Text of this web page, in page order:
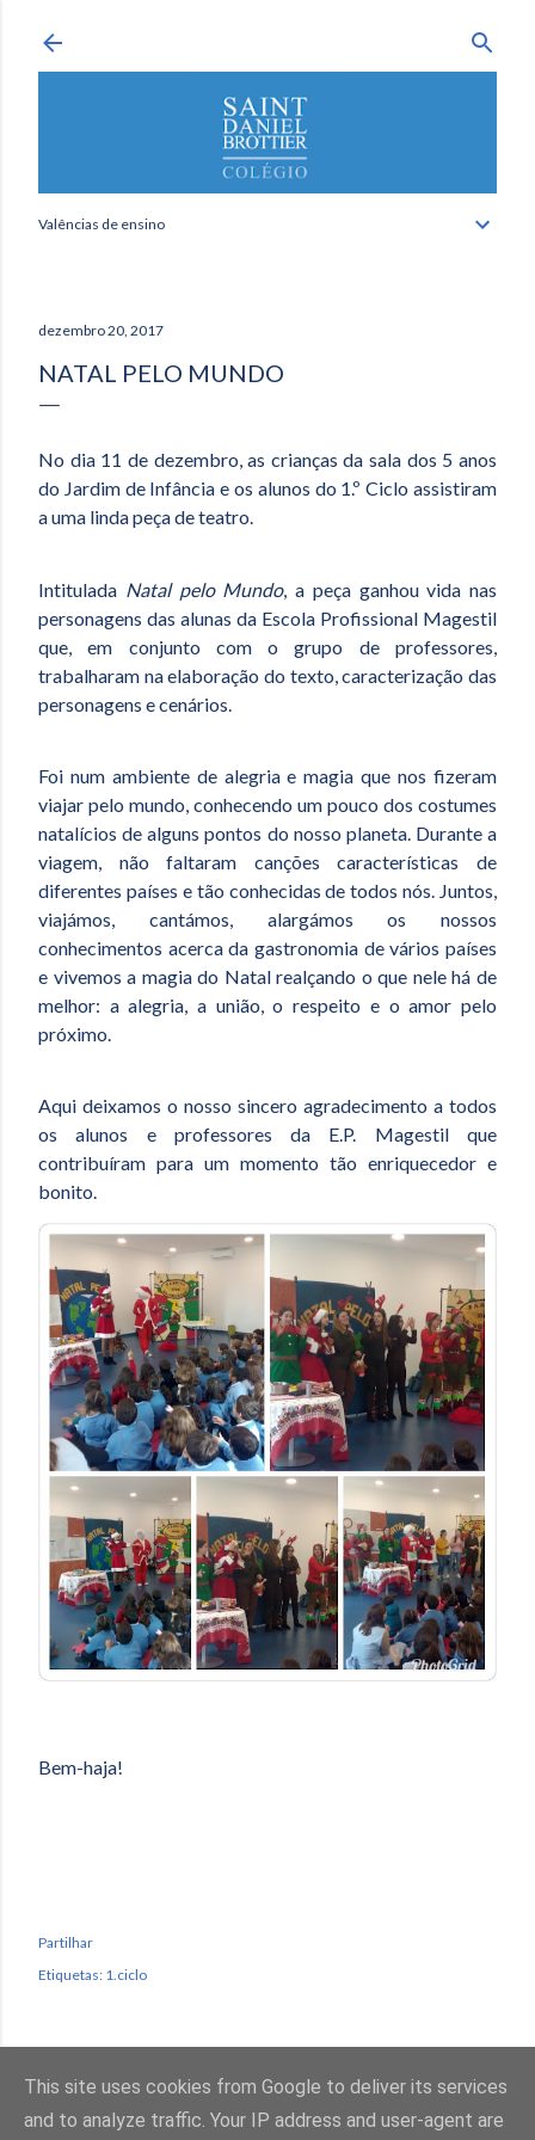
Valências de ensino
dezembro 20, 2017
NATAL PELO MUNDO
No dia 11 de dezembro, as crianças da sala dos 5 anos
do Jardim de Infância e os alunos do 1.º Ciclo assistiram
a uma linda peça de teatro.
Intitulada Natal pelo Mundo, a peça ganhou vida nas
personagens das alunas da Escola Profissional Magestil
que, em conjunto com o grupo de professores,
trabalharam na elaboração do texto, caracterização das
personagens e cenários.
Foi num ambiente de alegria e magia que nos fizeram
viajar pelo mundo, conhecendo um pouco dos costumes
natalícios de alguns pontos do nosso planeta. Durante a
viagem, não faltaram canções características de
diferentes países e tão conhecidas de todos nós. Juntos,
viajámos, cantámos, alargámos os nossos
conhecimentos acerca da gastronomia de vários países
e vivemos a magia do Natal realçando o que nele há de
melhor: a alegria, a união, o respeito e o amor pelo
próximo.
Aqui deixamos o nosso sincero agradecimento a todos
os alunos e professores da E.P. Magestil que
contribuíram para um momento tão enriquecedor e
bonito.
Bem-haja!
Partilhar
Etiquetas: 1.ciclo
This site uses cookies from Google to deliver its services
and to analyze traffic. Your IP address and user-agent are